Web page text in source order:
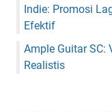
Indie: Promosi
Efektif
Ample Guitar SC:
Realistis